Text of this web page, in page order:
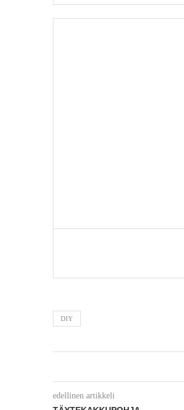
DIY
edellinen artikkeli